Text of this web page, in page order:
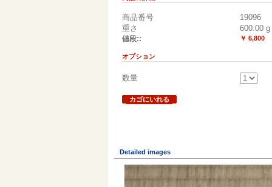
商品番号
19096
重さ
600.00 g
値段:: ￥ 6,800
オプション
数量
カゴにいれる
Detailed images